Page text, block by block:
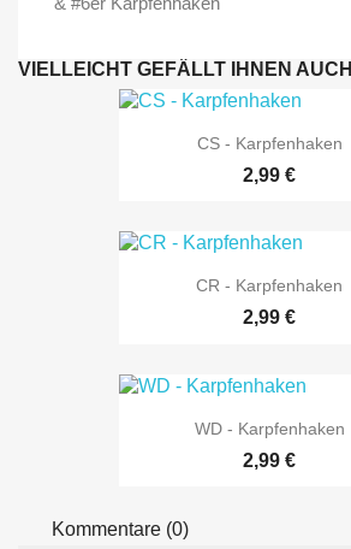
VIELLEICHT GEFÄLLT IHNEN AUCH
CS - Karpfenhaken
2,99 €
CR - Karpfenhaken
2,99 €
WD - Karpfenhaken
2,99 €
Kommentare (0)